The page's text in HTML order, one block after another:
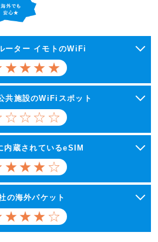
ーター イモトのWiFi
共施設のWiFiスポット
内蔵されているeSIM
の海外パケット